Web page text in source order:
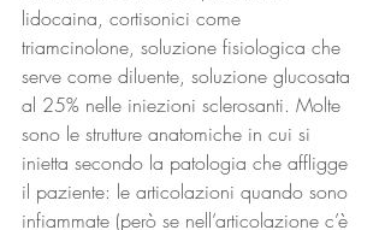
lidocaina, cortisonici come
triamcinolone, soluzione fisiologica che
serve come diluente, soluzione glucosata
al 25% nelle iniezioni sclerosanti. Molte
sono le strutture anatomiche in cui si
inietta secondo la patologia che affligge
il paziente: le articolazioni quando sono
infiammate (però se nell’articolazione c’è